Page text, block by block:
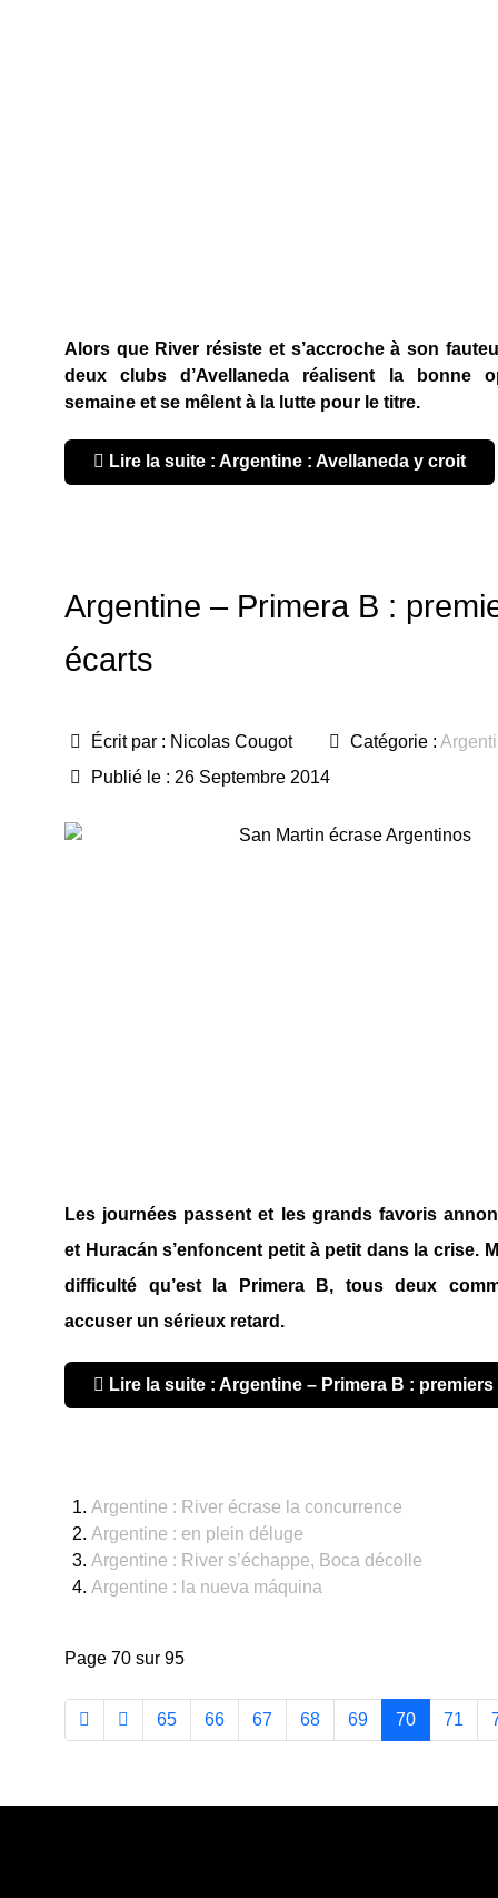
Alors que River résiste et s’accroche à son
deux clubs d’Avellaneda réalisent la bonne
semaine et se mêlent à la lutte pour le titre.
Lire la suite : Argentine : Avellaneda y croit
Argentine – Primera B :
écarts
Écrit par : Nicolas Cougot Catégorie :
Publié le : 26 Septembre 2014
Les journées passent et les grands favoris
et Huracán s’enfoncent petit à petit dans la crise.
difficulté qu’est la Primera B, tous deux
accuser un sérieux retard.
Lire la suite : Argentine – Primera B :
Argentine : River écrase la concurrence
Argentine : en plein déluge
Argentine : River s’échappe, Boca décolle
Argentine : la nueva máquina
Page 70 sur 95
65 66 67 68 69 70 71